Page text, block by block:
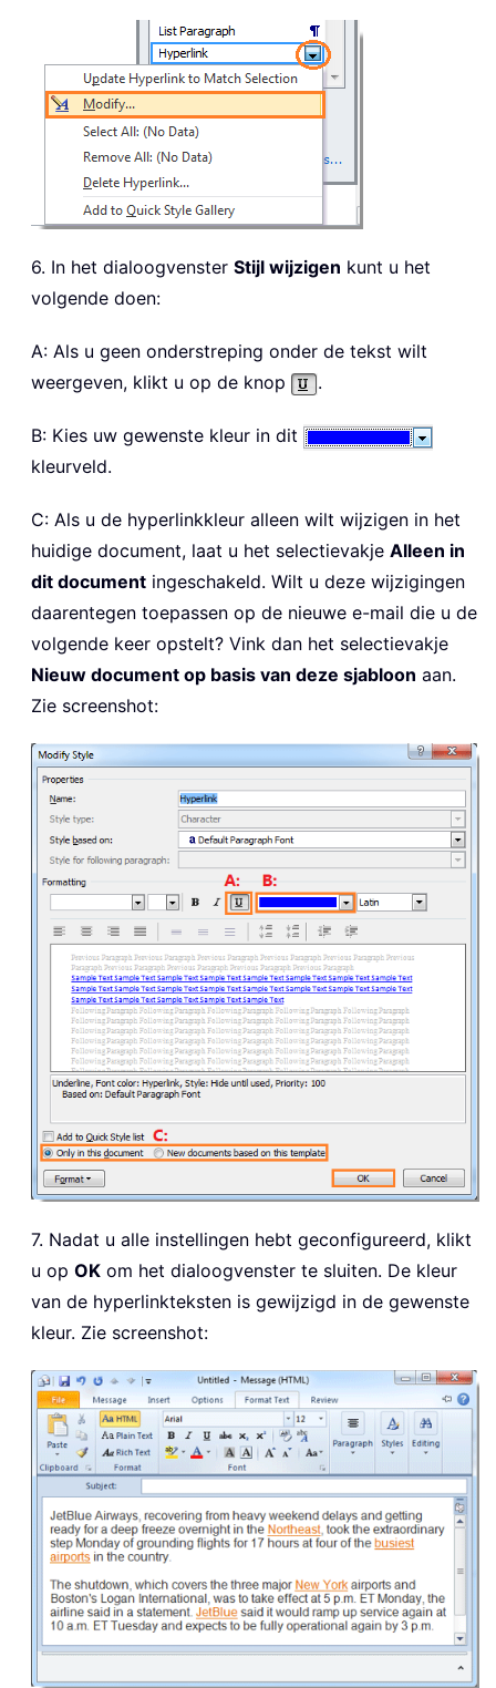
6. In het dialoogvenster Stijl wijzigen kunt u het
volgende doen:
A: Als u geen onderstreping onder de tekst wilt
weergeven, klikt u op de knop
.
B: Kies uw gewenste kleur in dit
kleurveld.
C: Als u de hyperlinkkleur alleen wilt wijzigen in het
huidige document, laat u het selectievakje Alleen in
dit document ingeschakeld. Wilt u deze wijzigingen
daarentegen toepassen op de nieuwe e-mail die u de
volgende keer opstelt? Vink dan het selectievakje
Nieuw document op basis van deze sjabloon aan.
Zie screenshot:
7. Nadat u alle instellingen hebt geconfigureerd, klikt
u op OK om het dialoogvenster te sluiten. De kleur
van de hyperlinkteksten is gewijzigd in de gewenste
kleur. Zie screenshot: